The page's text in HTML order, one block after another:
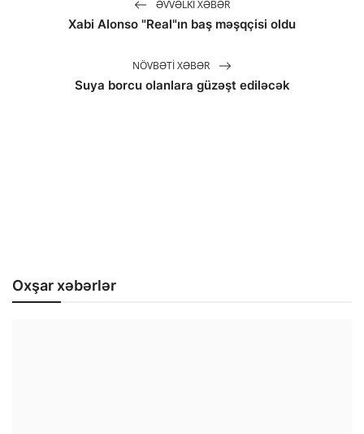
ƏVVƏLKI XƏBƏR
Xabi Alonso "Real"ın baş məşqçisi oldu
NÖVBƏTI XƏBƏR
Suya borcu olanlara güzəşt ediləcək
Oxşar xəbərlər